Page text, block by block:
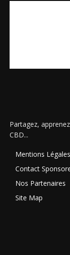
Partagez,
CBD...
Mentions Légales
Contact
Nos Partenaires
Site Map